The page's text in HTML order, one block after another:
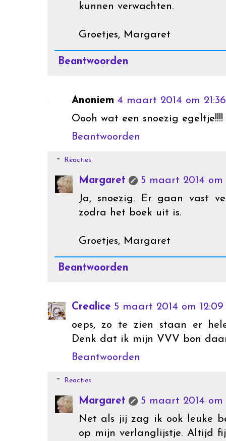
kunnen verwachten.
Groetjes, Margaret
Beantwoorden
Anoniem 4 maart 2014 om 21:36
Oooh wat een snoezig egeltje!!!!
Beantwoorden
Reacties
Margaret
5 maart 2014 om
Ja, snoezig. Er gaan vast
zodra het boek uit is.
Groetjes, Margaret
Beantwoorden
Crealice 5 maart 2014 om 12:09
oeps, zo te zien staan er
Denk dat ik mijn VVV bon
Beantwoorden
Reacties
Margaret
5 maart 2014 om
Net als jij zag ik ook leuke
op mijn verlanglijstje. Altijd